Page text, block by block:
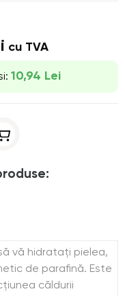
cu TVA
10,94 Lei
vă hidratați pielea,
de parafină. Este
căldurii